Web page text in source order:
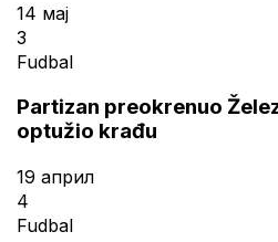
14 мај
3
Fudbal
Partizan preokrenuo
optužio krađu
19 април
4
Fudbal